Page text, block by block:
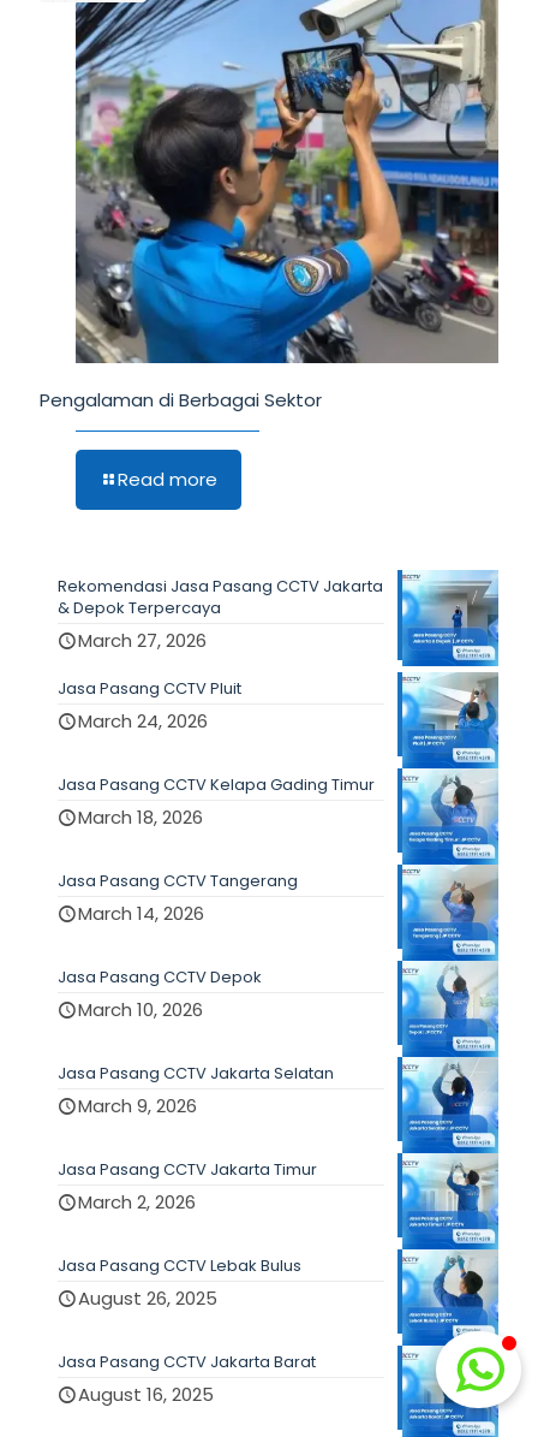
Pengalaman di Berbagai Sektor
Read more
Rekomendasi Jasa Pasang CCTV Jakarta
& Depok Terpercaya
March 27, 2026
Jasa Pasang CCTV Pluit
March 24, 2026
Jasa Pasang CCTV Kelapa Gading Timur
March 18, 2026
Jasa Pasang CCTV Tangerang
March 14, 2026
Jasa Pasang CCTV Depok
March 10, 2026
Jasa Pasang CCTV Jakarta Selatan
March 9, 2026
Jasa Pasang CCTV Jakarta Timur
March 2, 2026
Jasa Pasang CCTV Lebak Bulus
August 26, 2025
Jasa Pasang CCTV Jakarta Barat
August 16, 2025